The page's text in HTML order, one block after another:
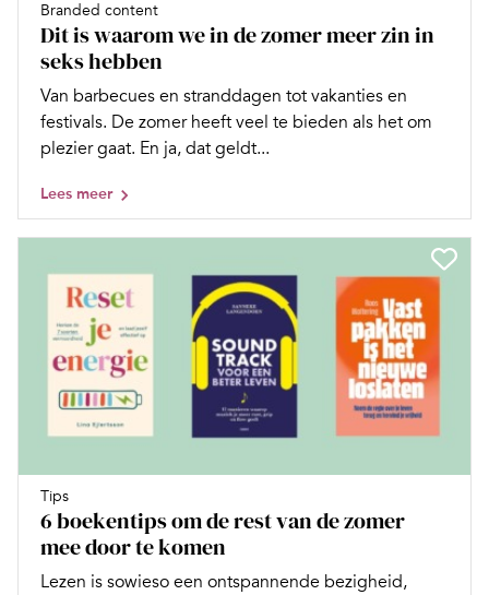
Branded content
Dit is waarom we in de zomer meer zin in
seks hebben
Van barbecues en stranddagen tot vakanties en
festivals. De zomer heeft veel te bieden als het om
plezier gaat. En ja, dat geldt...
Lees meer
Tips
6 boekentips om de rest van de zomer
mee door te komen
Lezen is sowieso een ontspannende bezigheid,